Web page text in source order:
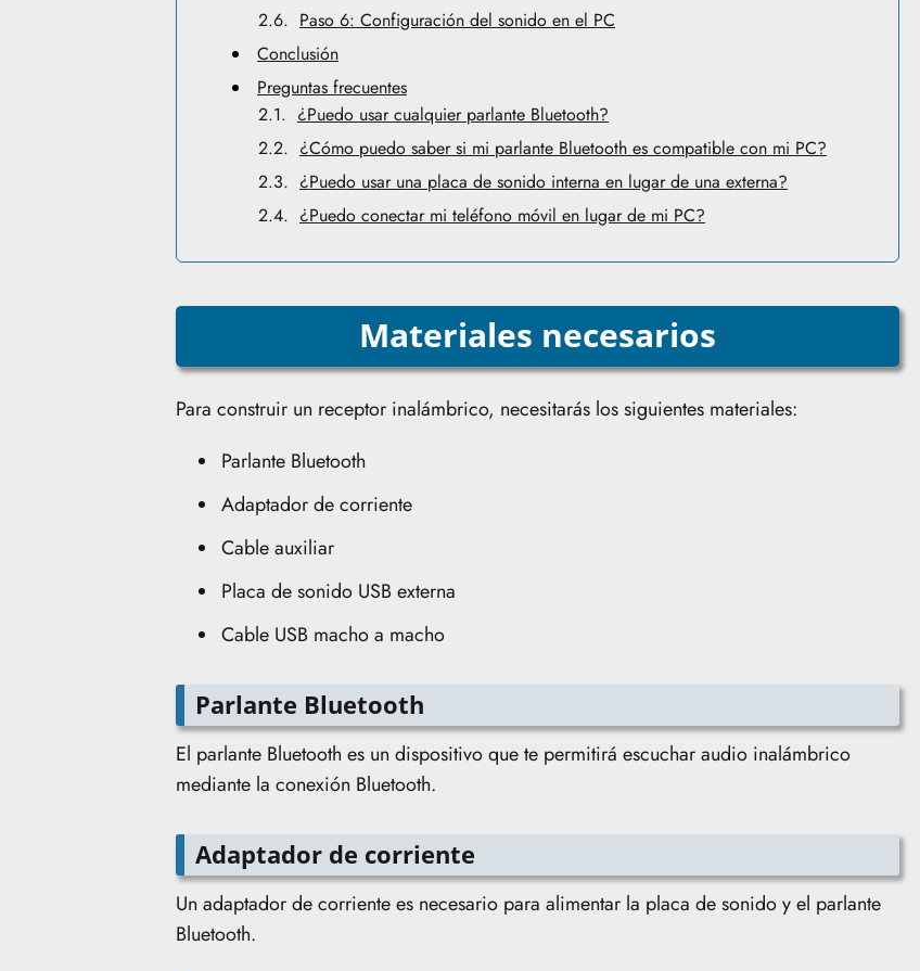
Paso 6: Configuración del sonido en el PC
Conclusión
Preguntas frecuentes
¿Puedo usar cualquier parlante Bluetooth?
¿Cómo puedo saber si mi parlante Bluetooth es compatible con mi PC?
¿Puedo usar una placa de sonido interna en lugar de una externa?
¿Puedo conectar mi teléfono móvil en lugar de mi PC?
Materiales necesarios
Para construir un receptor inalámbrico, necesitarás los siguientes materiales:
Parlante Bluetooth
Adaptador de corriente
Cable auxiliar
Placa de sonido USB externa
Cable USB macho a macho
Parlante Bluetooth
El parlante Bluetooth es un dispositivo que te permitirá escuchar audio inalámbrico
mediante la conexión Bluetooth.
Adaptador de corriente
Un adaptador de corriente es necesario para alimentar la placa de sonido y el parlante
Bluetooth.